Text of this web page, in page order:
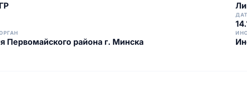
Первомайского района г. Минска